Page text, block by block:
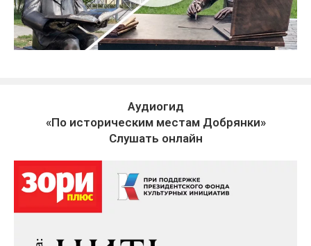
Аудиогид
«По историческим местам Добрянки»
Слушать онлайн